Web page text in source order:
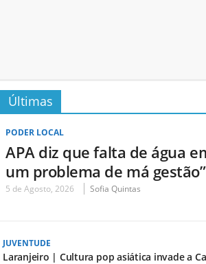
Últimas
PODER LOCAL
APA diz que falta de água
um problema de má gestão”
5 de Agosto, 2026 Sofia Quintas
JUVENTUDE
Laranjeiro | Cultura pop asiática invade a